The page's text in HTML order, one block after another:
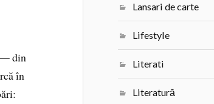
— din
în
Lansari de carte
Lifestyle
Literati
Literatură